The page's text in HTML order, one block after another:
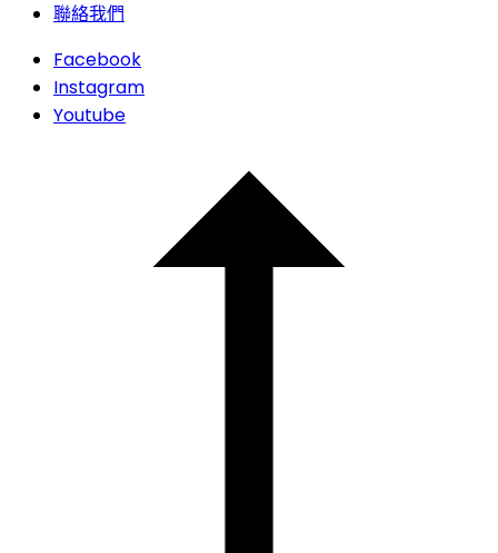
聯絡我們
Facebook
Instagram
Youtube